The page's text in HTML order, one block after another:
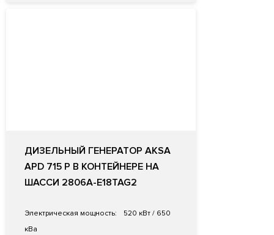
ДИЗЕЛЬНЫЙ ГЕНЕРАТОР AKSA
APD 715 P В КОНТЕЙНЕРЕ НА
ШАССИ 2806A-E18TAG2
Электрическая мощность:
520 кВт / 650
кВа